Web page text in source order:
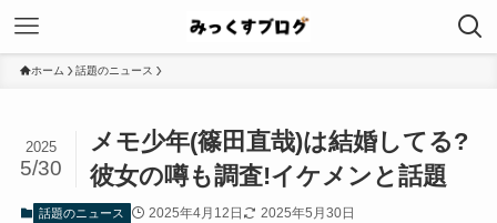
ホーム 話題のニュース
メモ少年(篠田直哉)は結婚してる?
彼女の噂も調査!イケメンと話題
2025
5/30
話題のニュース 2025年4月12日 2025年5月30日